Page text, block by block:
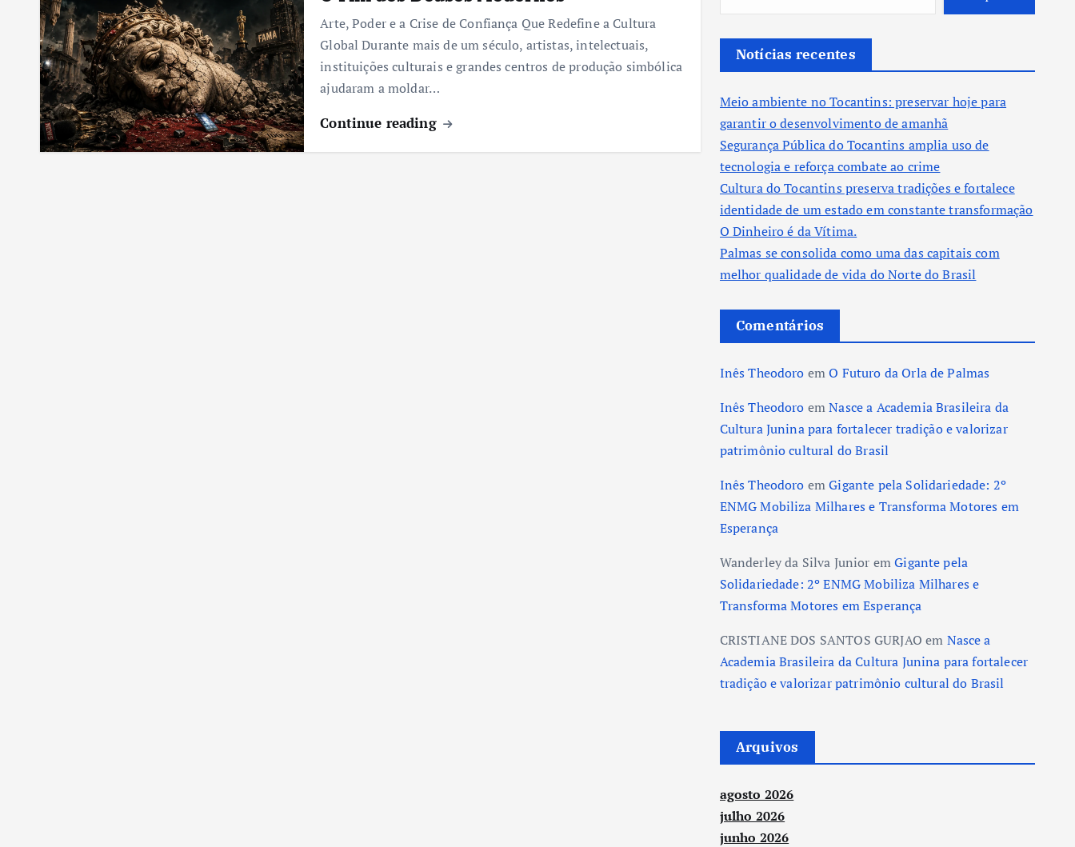
Arte, Poder e a Crise de Confiança Que Redefine a Cultura
Global Durante mais de um século, artistas, intelectuais,
instituições culturais e grandes centros de produção simbólica
ajudaram a moldar…
Continue reading
Notícias recentes
Meio ambiente no Tocantins: preservar hoje para
garantir o desenvolvimento de amanhã
Segurança Pública do Tocantins amplia uso de
tecnologia e reforça combate ao crime
Cultura do Tocantins preserva tradições e fortalece
identidade de um estado em constante transformação
O Dinheiro é da Vítima.
Palmas se consolida como uma das capitais com
melhor qualidade de vida do Norte do Brasil
Comentários
Inês Theodoro emO Futuro da Orla de Palmas
Inês Theodoro emNasce a Academia Brasileira da
Cultura Junina para fortalecer tradição e valorizar
patrimônio cultural do Brasil
Inês Theodoro emGigante pela Solidariedade: 2º
ENMG Mobiliza Milhares e Transforma Motores em
Esperança
Wanderley da Silva Junior emGigante pela
Solidariedade: 2º ENMG Mobiliza Milhares e
Transforma Motores em Esperança
CRISTIANE DOS SANTOS GURJAO em Nasce a
Academia Brasileira da Cultura Junina para fortalecer
tradição e valorizar patrimônio cultural do Brasil
Arquivos
agosto 2026
julho 2026
junho 2026